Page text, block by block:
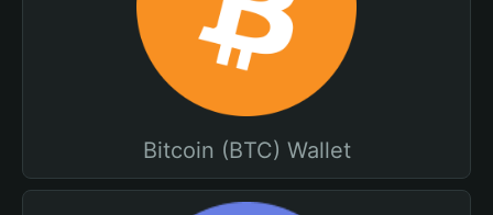
Bitcoin (BTC) Wallet